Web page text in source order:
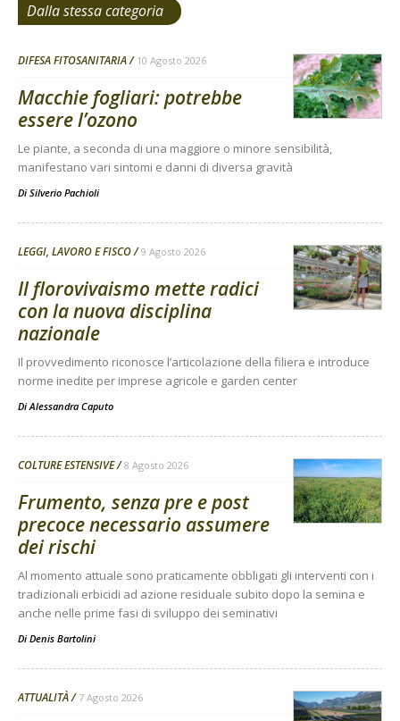
Dalla stessa categoria
DIFESA FITOSANITARIA 10 Agosto 2026
Macchie fogliari: potrebbe
essere l’ozono
Le piante, a seconda di una maggiore o minore sensibilità,
manifestano vari sintomi e danni di diversa gravità
Di Silverio Pachioli
LEGGI, LAVORO E FISCO 9 Agosto 2026
Il florovivaismo mette radici
con la nuova disciplina
nazionale
Il provvedimento riconosce l’articolazione della filiera e introduce
norme inedite per imprese agricole e garden center
DiAlessandra Caputo
COLTURE ESTENSIVE 8 Agosto 2026
Frumento, senza pre e post
precoce necessario assumere
dei rischi
Al momento attuale sono praticamente obbligati gli interventi con i
tradizionali erbicidi ad azione residuale subito dopo la semina e
anche nelle prime fasi di sviluppo dei seminativi
Di Denis Bartolini
ATTUALITÀ 7 Agosto 2026